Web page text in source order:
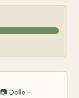
📷 Dolle —